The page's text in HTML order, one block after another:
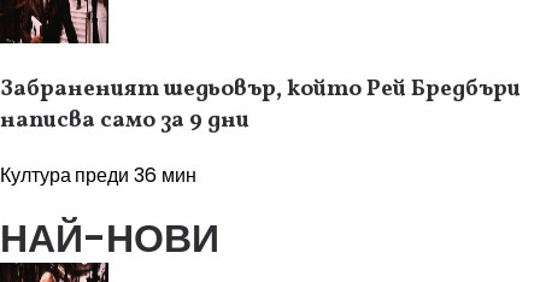
Забраненият шедьовър, който Рей Бредбъри
написва само за 9 дни
Културапреди 36 мин
НАЙ-НОВИ